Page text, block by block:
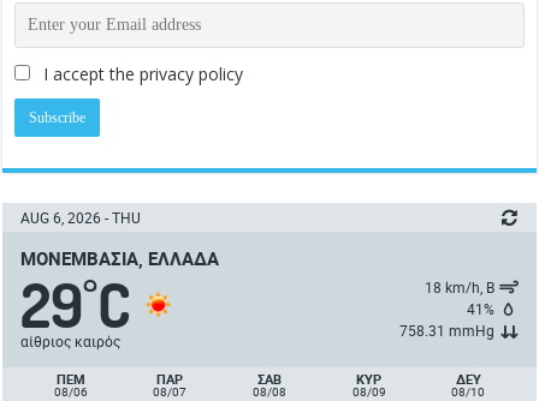
I accept the privacy policy
AUG 6, 2026 - THU
ΜΟΝΕΜΒΑΣΙΆ, ΕΛΛΆΔΑ
29°C
αίθριος καιρός
18 km/h, Β
41%
758.31 mmHg
ΠΈΜ
08/06
ΠΑΡ
08/07
ΣΑΒ
08/08
ΚΥΡ
08/09
ΔΕΥ
08/10